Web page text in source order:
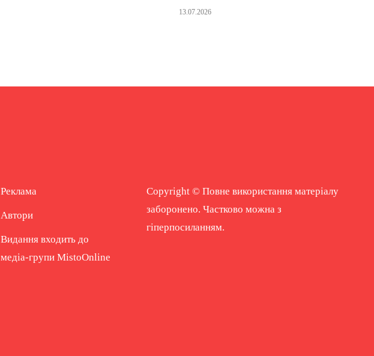
13.07.2026
Реклама
Автори
Видання входить до
медіа-групи MistoOnline
Copyright © Повне використання матеріалу
заборонено. Частково можна з
гіперпосиланням.